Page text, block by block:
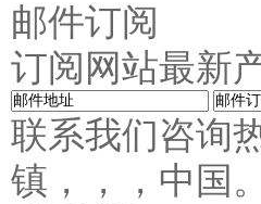
邮件订阅
订阅网站最新
联系我们咨询
镇，，，中国。